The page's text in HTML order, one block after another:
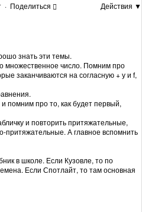
· Поделиться
Действия ▼
знать эти темы.
множественное число. Помним про
заканчиваются на согласную + у и f,
помним про то, как будет первый,
и повторить притяжательные,
притяжательные. А главное вспомнить
в школе. Если Кузовле, то по
Если Спотлайт, то там основная